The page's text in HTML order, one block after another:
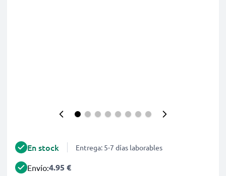
En stock Entrega: 5-7 días laborables
Envío:4.95 €